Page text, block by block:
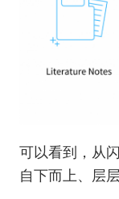
可以看到，从
自下而上、层